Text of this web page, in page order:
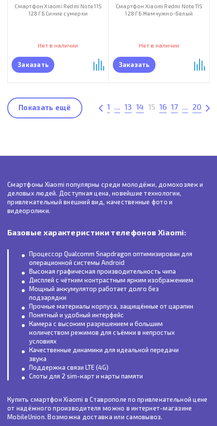
Смартфон Xiaomi Redmi Note 11S
128 ГБ Синие сумерки
Нет в наличии
Заказать
Смартфон Xiaomi Redmi Note 11S
128 ГБ Жемчужно-белый
Нет в наличии
Заказать
Показать ещё 1 ... 13 14 15 16 17 ... 20
Смартфоны Xiaomi популярны среди молодёжи, домохозяек и
деловых людей. Доступная цена, новейшие технологии,
привлекательный внешний вид, качественные фото и
видеоролики.
Базовые характеристики телефонов Xiaomi:
Процессор Qualcomm Snapdragon оптимизирован для
операционной системы Android
Высокая графическая производительность чипа
Дисплей с чётким контрастным ярким изображением
Мощный аккумулятор работает долго без
подзарядки
Прочные материалы корпуса, защищённые от царапин
Понятный и удобный интерфейс
Камера с высоким разрешением и большим
количеством режимов для съёмки в непростых
условиях
Качественные динамики для идеальной передачи
звука
Поддержка связи LTE (4G)
Слоты для 2 sim-карт и карты памяти
Купить смартфон Xiaomi в Ставрополе по привлекательной цене
от надёжного производителя можно в интернет-магазине
MobileUnion. Возможна доставка или самовывоз.